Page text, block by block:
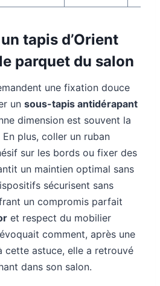
tapis d’Orient
parquet du salon
une fixation douce
un sous-tapis antidérapant
dimension est souvent la
plus, coller un ruban
sur les bords ou fixer des
un maintien optimal sans
sécurisent sans
un compromis parfait
et respect du mobilier
comment, après une
cette astuce, elle a retrouvé
dans son salon.